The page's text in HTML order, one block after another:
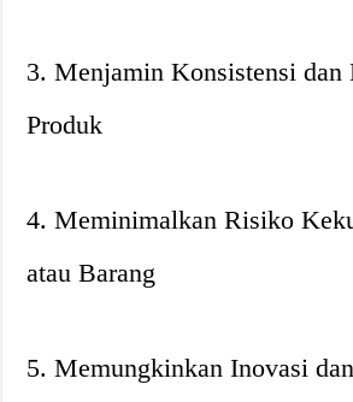
3. Menjamin Konsistensi dan
Produk
4. Meminimalkan Risiko
atau Barang
5. Memungkinkan Inovasi dan